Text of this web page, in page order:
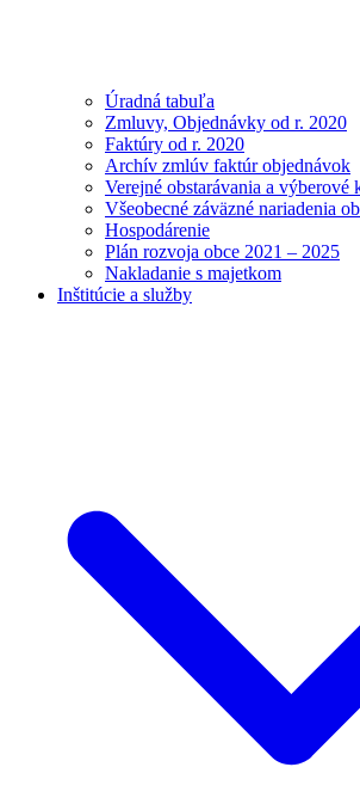
Úradná tabuľa
Zmluvy, Objednávky od r. 2020
Faktúry od r. 2020
Archív zmlúv faktúr objednávok
Verejné obstarávania a výberové
Všeobecné záväzné nariadenia
Hospodárenie
Plán rozvoja obce 2021 – 2025
Nakladanie s majetkom
Inštitúcie a služby